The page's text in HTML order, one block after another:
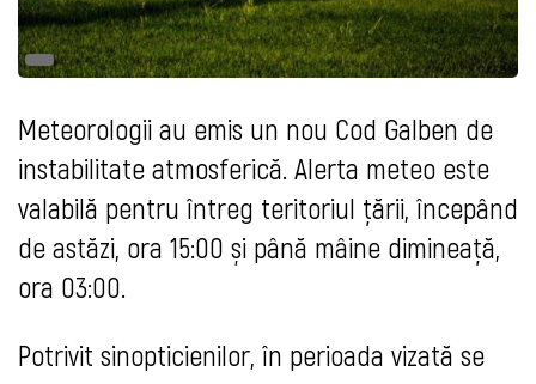
Meteorologii au emis un nou Cod Galben de
instabilitate atmosferică. Alerta meteo este
valabilă pentru întreg teritoriul țării, începând
de astăzi, ora 15:00 și până mâine dimineață,
ora 03:00.
Potrivit sinopticienilor, în perioada vizată se